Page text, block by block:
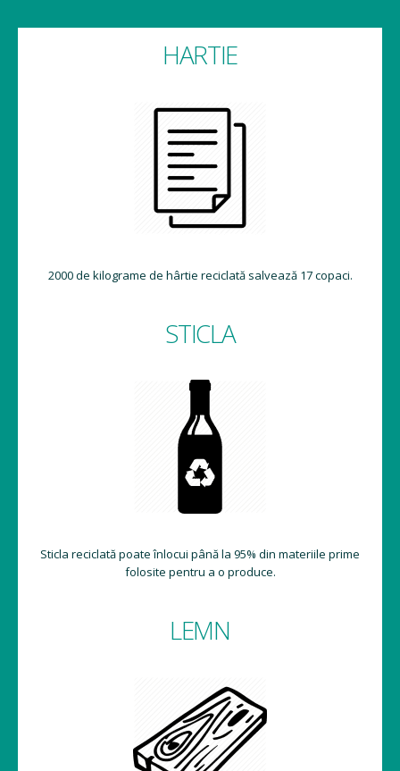
HARTIE
2000 de kilograme de hârtie reciclată salvează 17 copaci.
STICLA
Sticla reciclată poate înlocui până la 95% din materiile prime
folosite pentru a o produce.
LEMN